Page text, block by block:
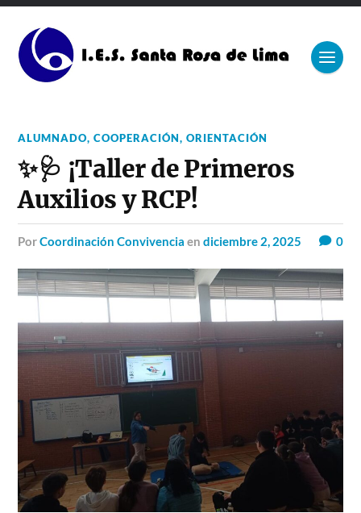
ALUMNADO,COOPERACIÓN,ORIENTACIÓN
✨🩺 ¡Taller de Primeros
Auxilios y RCP!
porCoordinación Convivencia endiciembre 2, 2025 0